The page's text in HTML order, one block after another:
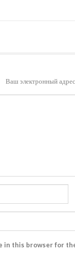
Ваш электронный
in this browser for